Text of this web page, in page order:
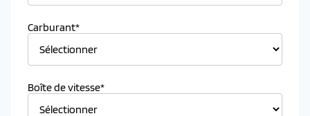
Carburant*
Boîte de vitesse*